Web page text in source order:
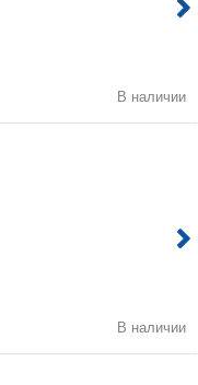
В наличии
В наличии